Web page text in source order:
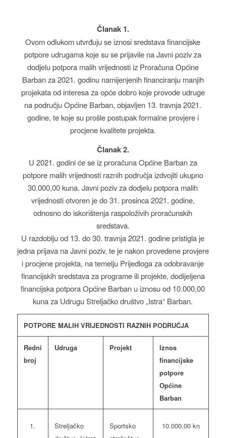
Članak 1.
Ovom odlukom utvrđuju se iznosi sredstava financijske
potpore udrugama koje su se prijavile na Javni poziv za
dodjelu potpora malih vrijednosti iz Proračuna Općine
Barban za 2021. godinu namijenjenih financiranju manjih
projekata od interesa za opće dobro koje provode udruge
na području Općine Barban, objavljen 13. travnja 2021.
godine, te koje su prošle postupak formalne provjere i
procjene kvalitete projekta.
Članak 2.
U 2021. godini će se iz proračuna Općine Barban za
potpore malih vrijednosti raznih područja izdvojiti ukupno
30.000,00 kuna. Javni poziv za dodjelu potpora malih
vrijednosti otvoren je do 31. prosinca 2021. godine,
odnosno do iskorištenja raspoloživih proračunskih
sredstava.
U razdoblju od 13. do 30. travnja 2021. godine pristigla je
jedna prijava na Javni poziv, te je nakon provedene provjere
i procjene projekta, na temelju Prijedloga za odobravanje
financijskih sredstava za programe ili projekte, dodijeljena
financijska potpora Općine Barban u iznosu od 10.000,00
kuna za Udrugu Streljačko društvo „Istra“ Barban.
POTPORE MALIH VRIJEDNOSTI RAZNIH PODRUČJA
Redni
broj
Udruga Projekt
Iznos
financijske
potpore
Općine
Barban
1.
Streljačko
Sportsko
10.000,00 kn